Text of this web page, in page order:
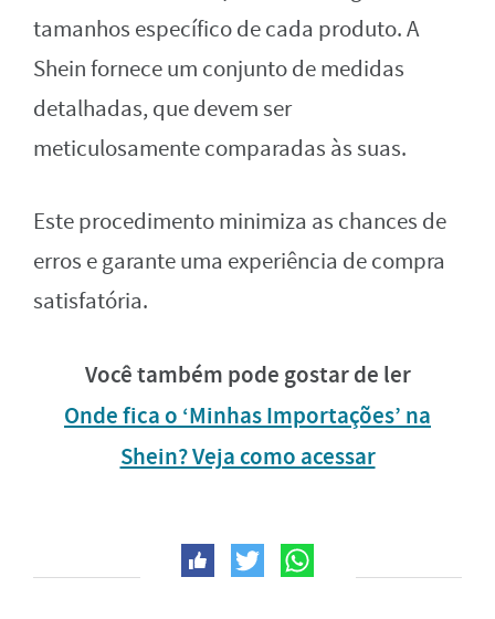
tamanhos específico de cada produto. A
Shein fornece um conjunto de medidas
detalhadas, que devem ser
meticulosamente comparadas às suas.
Este procedimento minimiza as chances de
erros e garante uma experiência de compra
satisfatória.
Você também pode gostar de ler
Onde fica o ‘Minhas Importações’ na
Shein? Veja como acessar